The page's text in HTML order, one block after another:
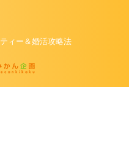
ィー＆婚活攻略法